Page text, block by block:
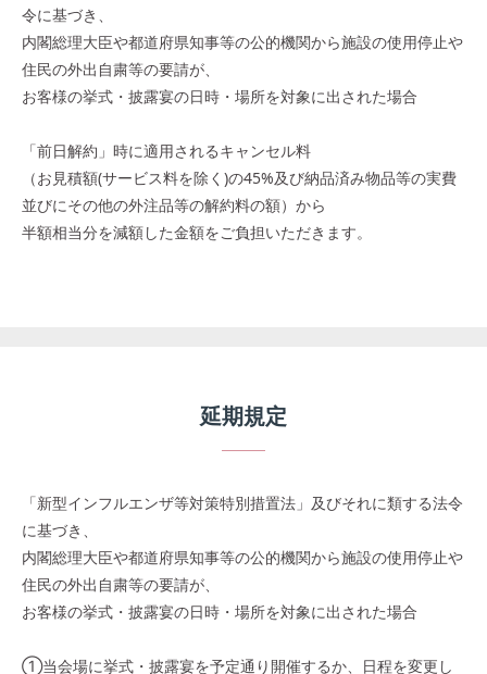
令に基づき、
内閣総理大臣や都道府県知事等の公的機関から施設の使用停止や
住民の外出自粛等の要請が、
お客様の挙式・披露宴の日時・場所を対象に出された場合
「前日解約」時に適用されるキャンセル料
（お見積額(サービス料を除く)の45%及び納品済み物品等の実費
並びにその他の外注品等の解約料の額）から
半額相当分を減額した金額をご負担いただきます。
延期規定
「新型インフルエンザ等対策特別措置法」及びそれに類する法令
に基づき、
内閣総理大臣や都道府県知事等の公的機関から施設の使用停止や
住民の外出自粛等の要請が、
お客様の挙式・披露宴の日時・場所を対象に出された場合
①当会場に挙式・披露宴を予定通り開催するか、日程を変更し